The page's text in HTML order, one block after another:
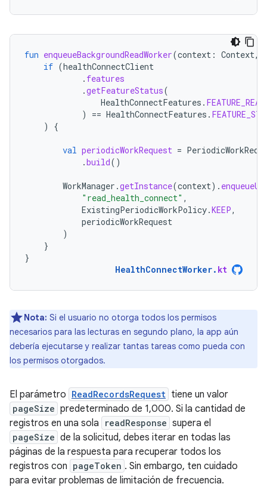
fun enqueueBackgroundReadWorker(context : Context,
if (healthConnectClient
. features
.getFeatureStatus(
HealthConnectFeatures .
)
== HealthConnectFeatures .
)
{
val periodicWorkRequest =
.build()
WorkManager .getInstance(context).
"read_health_connect" ,
ExistingPeriodicWorkPolicy.KEEP,
periodicWorkRequest
)
}
}
HealthConnectWorker. kt
Nota: Si el usuario no otorga todos los permisos
necesarios para las lecturas en segundo plano, la app aún
debería ejecutarse y realizar tantas tareas como pueda con
los permisos otorgados.
El parámetro ReadRecordsRequest tiene un valor
pageSize predeterminado de 1,000. Si la cantidad de
registros en una sola
readResponse supera el
pageSize de la solicitud, debes iterar en todas las
páginas de la respuesta para recuperar todos los
registros con pageToken . Sin embargo, ten cuidado
para evitar problemas de limitación de frecuencia.